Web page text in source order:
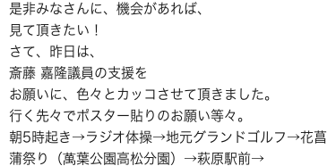
是非みなさんに、機会があれば、
見て頂きたい！
さて、昨日は、
斎藤 嘉隆議員の支援を
お願いに、色々とカッコさせて頂きました。
行く先々でポスター貼りのお願い等々。
朝5時起き→ラジオ体操→地元グランドゴルフ→花菖
蒲祭り（萬葉公園高松分園）→萩原駅前→